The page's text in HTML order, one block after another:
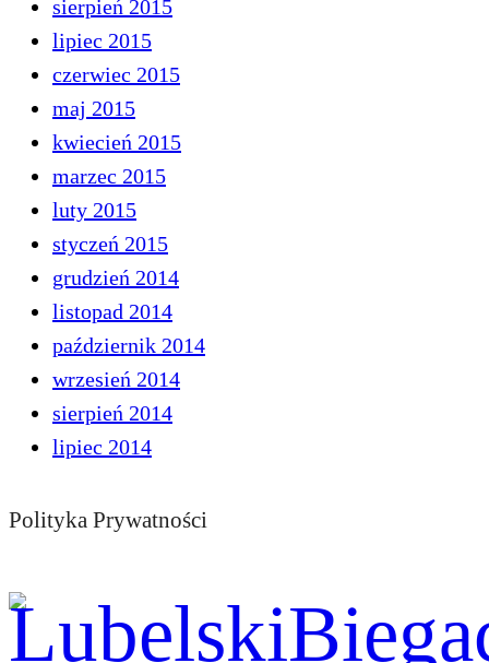
sierpień 2015
lipiec 2015
czerwiec 2015
maj 2015
kwiecień 2015
marzec 2015
luty 2015
styczeń 2015
grudzień 2014
listopad 2014
październik 2014
wrzesień 2014
sierpień 2014
lipiec 2014
Polityka Prywatności